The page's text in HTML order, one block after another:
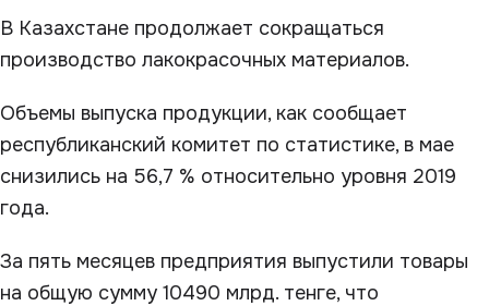
В Казахстане продолжает сокращаться
производство лакокрасочных материалов.
Объемы выпуска продукции, как сообщает
республиканский комитет по статистике, в мае
снизились на 56,7 % относительно уровня 2019
года.
За пять месяцев предприятия выпустили товары
на общую сумму 10490 млрд. тенге, что